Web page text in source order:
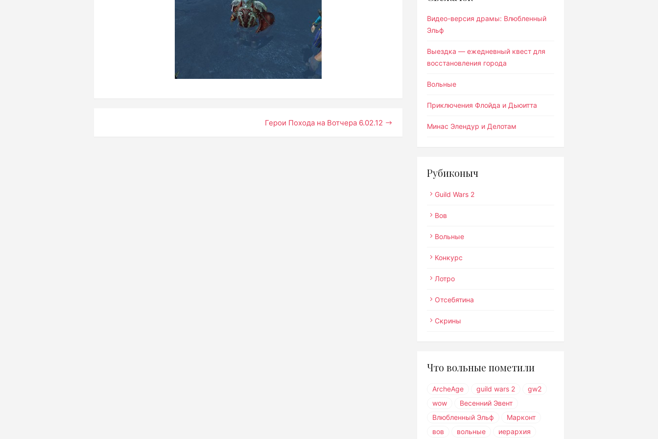
Герои Похода на Вотчера 6.02.12
Видео-версия драмы: Влюбленный
Эльф
Выездка — ежедневный квест для
восстановления города
Вольные
Приключения Флойда и Дьюитта
Минас Элендур и Делотам
Рубиконыч
Guild Wars 2
Вов
Вольные
Конкурс
Лотро
Отсебятина
Скрины
Что вольные пометили
ArcheAge guild wars 2
gw2
wow
Весенний Эвент
Влюбленный Эльф
Марконт
вов
вольные иерархия